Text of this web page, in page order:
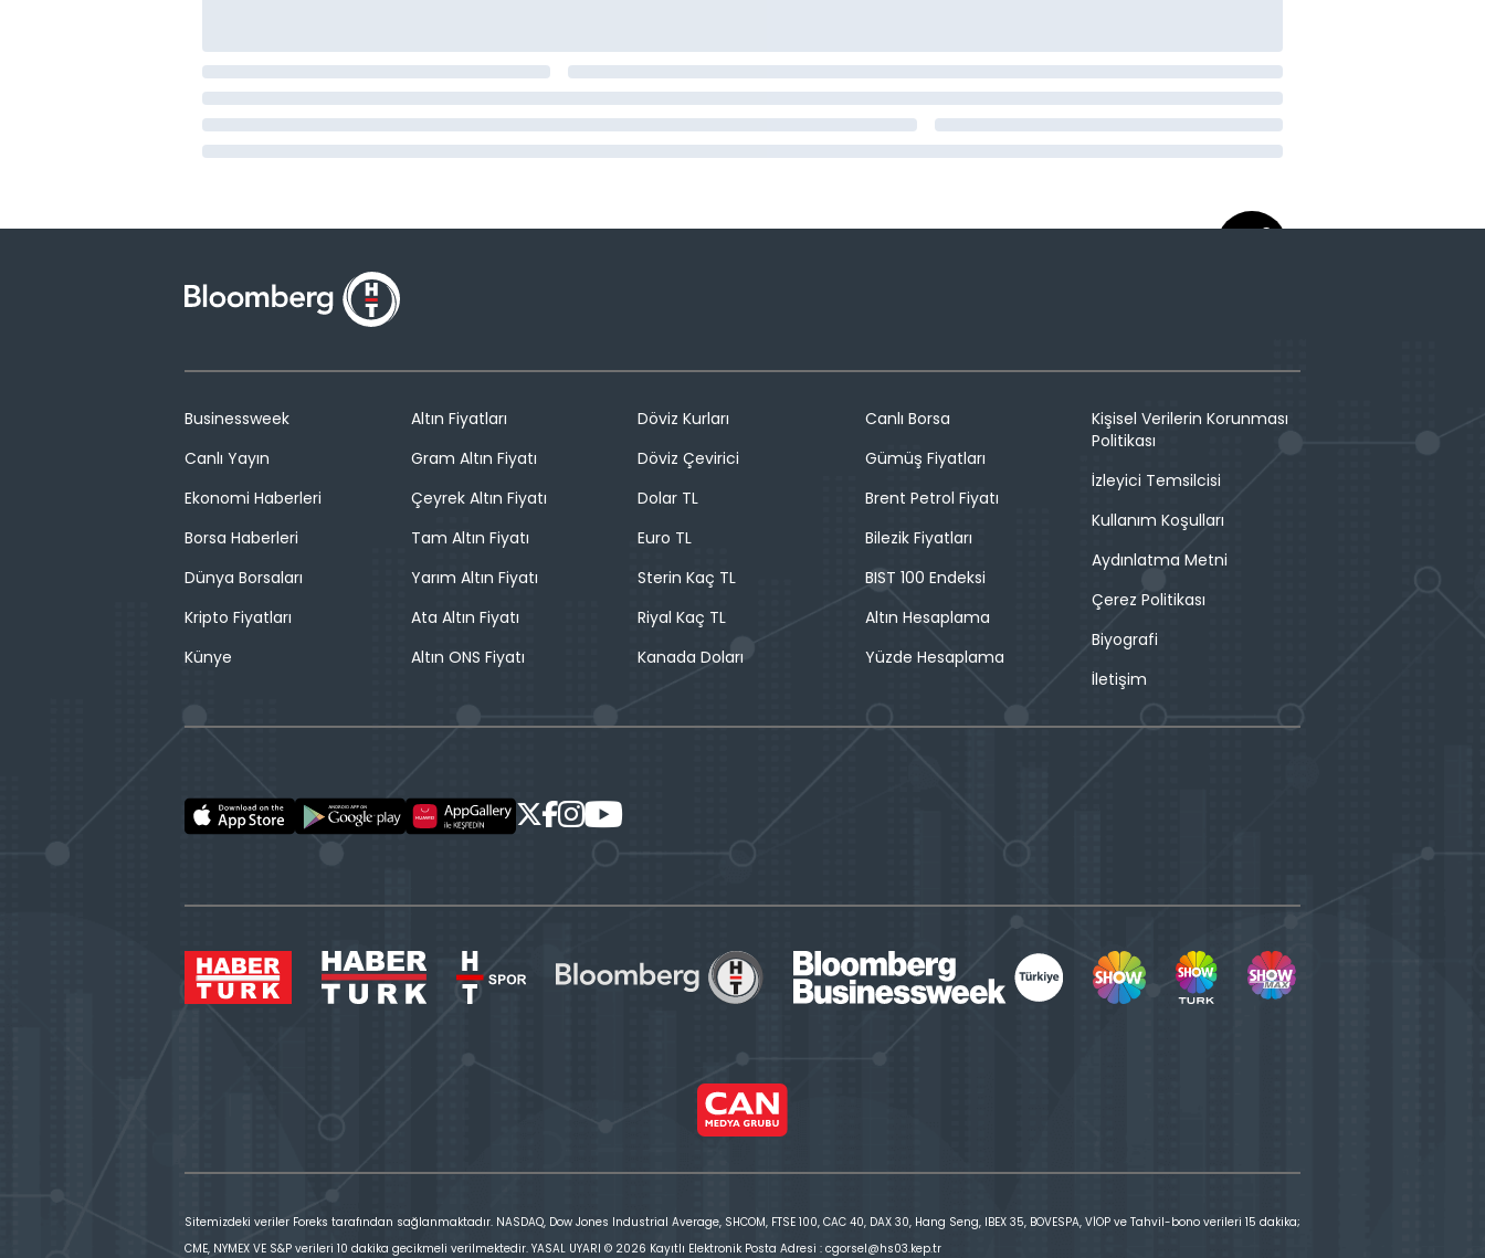
Businessweek
Canlı Yayın
Ekonomi Haberleri
Borsa Haberleri
Dünya Borsaları
Kripto Fiyatları
Künye
Altın Fiyatları
Gram Altın Fiyatı
Çeyrek Altın Fiyatı
Tam Altın Fiyatı
Yarım Altın Fiyatı
Ata Altın Fiyatı
Altın ONS Fiyatı
Döviz Kurları
Döviz Çevirici
Dolar TL
Euro TL
Sterin Kaç TL
Riyal Kaç TL
Kanada Doları
Canlı Borsa
Gümüş Fiyatları
Brent Petrol Fiyatı
Bilezik Fiyatları
BIST 100 Endeksi
Altın Hesaplama
Yüzde Hesaplama
Kişisel Verilerin Korunması
Politikası
İzleyici Temsilcisi
Kullanım Koşulları
Aydınlatma Metni
Çerez Politikası
Biyografi
İletişim
Sitemizdeki veriler Foreks tarafından sağlanmaktadır. NASDAQ, Dow Jones Industrial Average, SHCOM, FTSE 100, CAC 40, DAX 30, Hang Seng, IBEX 35, BOVESPA, VİOP ve Tahvil-bono verileri 15 dakika;
CME, NYMEX VE S&P verileri 10 dakika gecikmeli verilmektedir. YASAL UYARI © 2026 Kayıtlı Elektronik Posta Adresi : cgorsel@hs03.kep.tr